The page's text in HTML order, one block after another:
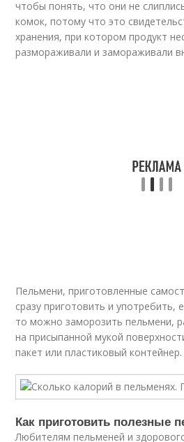
чтобы понять, что они не
комок, потому что это
хранения, при котором продукт
размораживали и замораживали
Пельмени, приготовленные
сразу приготовить и употребить,
то можно заморозить пельмени,
на присыпанной мукой
пакет или пластиковый контейнер.
Как приготовить полезные
Любителям пельменей и